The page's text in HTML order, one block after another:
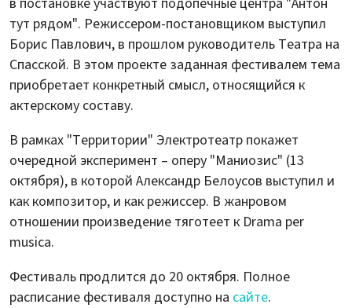
тут рядом". Режиссером-постановщиком выступил
Борис Павлович, в прошлом руководитель Театра на
Спасской. В этом проекте заданная фестивалем тема
приобретает конкретный смысл, относящийся к
актерскому составу.
В рамках "Территории" Электротеатр покажет
очередной эксперимент – оперу "Маниозис" (13
октября), в которой Александр Белоусов выступил и
как композитор, и как режиссер. В жанровом
отношении произведение тяготеет к Drama per
musica.
Фестиваль продлится до 20 октября. Полное
расписание фестиваля доступно на сайте.